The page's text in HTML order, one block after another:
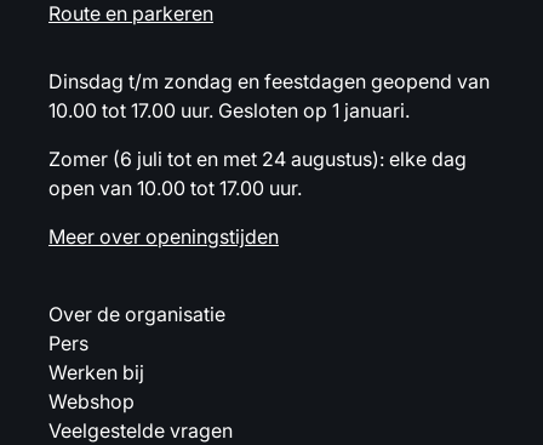
Route en parkeren
Dinsdag t/m zondag en feestdagen geopend van
10.00 tot 17.00 uur. Gesloten op 1 januari.
Zomer (6 juli tot en met 24 augustus): elke dag
open van 10.00 tot 17.00 uur.
Meer over openingstijden
Over de organisatie
Pers
Werken bij
Webshop
Veelgestelde vragen